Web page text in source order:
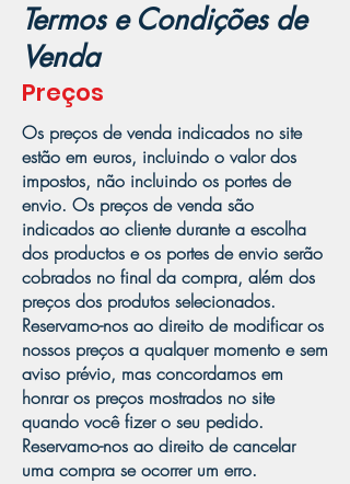
Termos e Condições de
Venda
Preços
Os preços de venda indicados no site
estão em euros, incluindo o valor dos
impostos, não incluindo os portes de
envio. Os preços de venda são
indicados ao cliente durante a escolha
dos productos e os portes de envio serão
cobrados no final da compra, além dos
preços dos produtos selecionados.
Reservamo-nos ao direito de modificar os
nossos preços a qualquer momento e sem
aviso prévio, mas concordamos em
honrar os preços mostrados no site
quando você fizer o seu pedido.
Reservamo-nos ao direito de cancelar
uma compra se ocorrer um erro.